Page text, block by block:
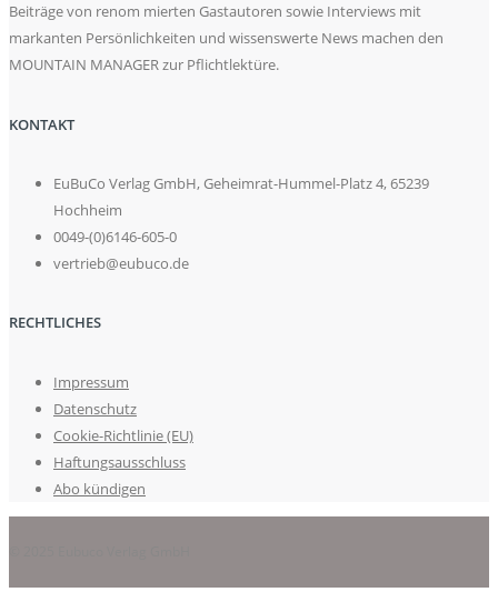
Beiträge von renom mierten Gastautoren sowie Interviews mit
markanten Persönlichkeiten und wissenswerte News machen den
MOUNTAIN MANAGER zur Pflichtlektüre.
KONTAKT
EuBuCo Verlag GmbH, Geheimrat-Hummel-Platz 4, 65239
Hochheim
0049-(0)6146-605-0
vertrieb@eubuco.de
RECHTLICHES
Impressum
Datenschutz
Cookie-Richtlinie (EU)
Haftungsausschluss
Abo kündigen